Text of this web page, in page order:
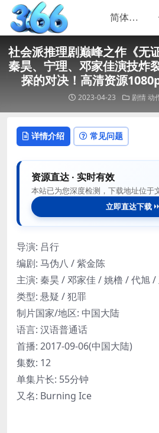
社会派推理剧巅峰之作《无
秦昊、宁理、邓家佳演技炸
探的对决！高清资源
2023-04-23 剧情动
详情介绍 常见问题
资源直达 · 实时有效
本站已为您深度检测，下载地址位于
立即直达下载
导演: 吕行
编剧: 马伪八 / 紫金陈
主演: 秦昊 / 邓家佳 / 姚橹 / 代旭
类型: 悬疑 / 犯罪
制片国家/地区: 中国大陆
语言: 汉语普通话
首播: 2017-09-06(中国大陆)
集数: 12
单集片长: 55分钟
又名: Burning Ice